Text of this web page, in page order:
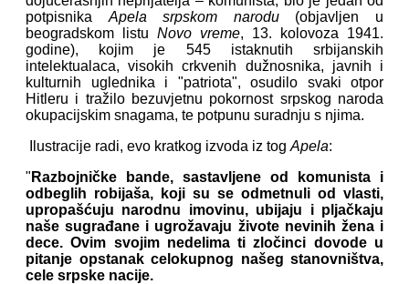
potpisnika Apela srpskom narodu(objavljen u
beogradskom listu Novo vreme, 13. kolovoza 1941.
godine), kojim je 545 istaknutih srbijanskih
intelektualaca, visokih crkvenih dužnosnika, javnih i
kulturnih uglednika i "patriota", osudilo svaki otpor
Hitleru i tražilo bezuvjetnu pokornost srpskog naroda
okupacijskim snagama, te potpunu suradnju s njima.
Ilustracije radi, evo kratkog izvoda iz tog Apela:
" Razbojničke bande, sastavljene od komunista i
odbeglih robijaša, koji su se odmetnuli od vlasti,
upropašćuju narodnu imovinu, ubijaju i pljačkaju
naše sugrađane i ugrožavaju živote nevinih žena i
dece. Ovim svojim nedelima ti zločinci dovode u
pitanje opstanak celokupnog našeg stanovništva,
cele srpske nacije.